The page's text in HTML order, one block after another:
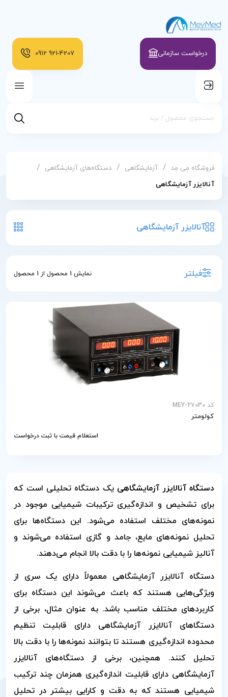
درخواست سازمانی 921-4207
0912
فروشگاه مِی مِد / آزمایشگاهی / دستگاه‌های آزمایشگاهی /
آنالایزر آزمایشگاهی
آنالایزر آزمایشگاهی
فیلتر نمایش 1 محصول از 1 محصول
کد MEY-27030
کولومتر
استعلام قیمت با ثبت درخواست
دستگاه آنالایزر آزمایشگاهی یک دستگاه تحلیلی است که
برای تشخیص و اندازه‌گیری ترکیبات شیمیایی موجود در
نمونه‌های مختلف استفاده می‌شود. این دستگاه‌ها برای
تحلیل نمونه‌های مایع، جامد و گازی استفاده می‌شوند و
آنالیز شیمیایی نمونه‌ها را با دقت بالا انجام می‌دهند.
دستگاه آنالایزر آزمایشگاهی معمولاً دارای یک سری از
ویژگی‌هایی هستند که باعث می‌شوند این دستگاه برای
کاربردهای مختلف مناسب باشد. به عنوان مثال، برخی از
دستگاهای آنالایزر آزمایشگاهی دارای قابلیت تنظیم
محدوده اندازه‌گیری هستند تا بتوانند نمونه‌ها را با دقت بالا
تحلیل کنند. همچنین، برخی از دستگاه‌های آنالایزر
آزمایشگاهی دارای قابلیت اندازه‌گیری همزمان چند ترکیب
شیمیایی هستند که به دقت و کارایی بیشتر در تحلیل